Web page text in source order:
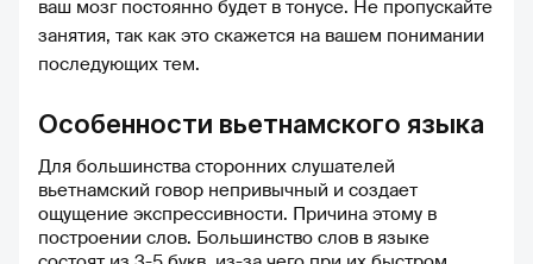
ваш мозг постоянно будет в тонусе. Не пропускайте
занятия, так как это скажется на вашем понимании
последующих тем.
Особенности вьетнамского языка
Для большинства сторонних слушателей
вьетнамский говор непривычный и создает
ощущение экспрессивности. Причина этому в
построении слов. Большинство слов в языке